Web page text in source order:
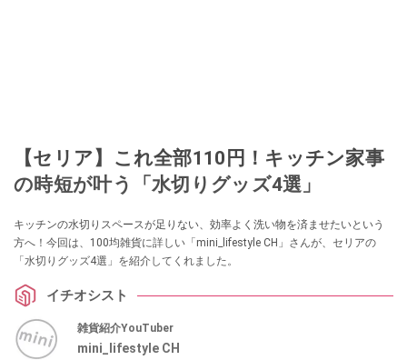
【セリア】これ全部110円！キッチン家事
の時短が叶う「水切りグッズ4選」
キッチンの水切りスペースが足りない、効率よく洗い物を済ませたいという
方へ！今回は、100均雑貨に詳しい「mini_lifestyle CH」さんが、セリアの
「水切りグッズ4選」を紹介してくれました。
イチオシスト
雑貨紹介YouTuber
mini_lifestyle CH